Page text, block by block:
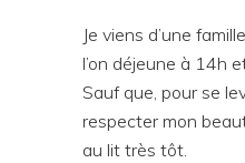
Je viens d’une
l’on déjeune à 14h
Sauf que, pour se
respecter mon
au lit très tôt.